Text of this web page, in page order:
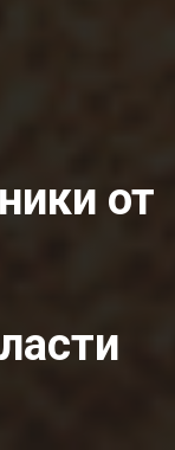
от